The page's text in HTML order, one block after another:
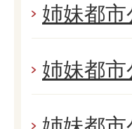
姉妹都
姉妹都